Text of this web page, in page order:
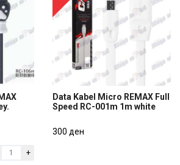
+
Speed RC-001m 1m white
Data Kabel Micro REMAX Full
Speed RC-001m 1m white
300 ден